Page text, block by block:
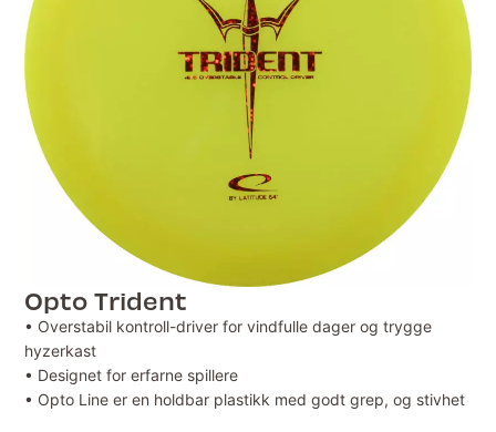
Opto Trident
• Overstabil kontroll-driver for vindfulle dager og trygge
hyzerkast
• Designet for erfarne spillere
• Opto Line er en holdbar plastikk med godt grep, og stivhet